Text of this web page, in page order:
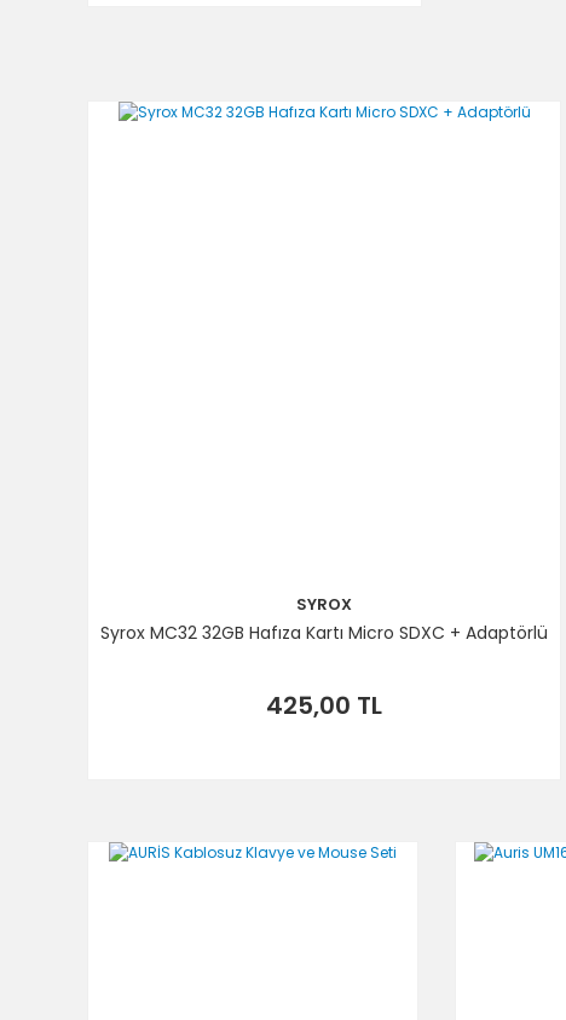
SYROX
Syrox MC32 32GB Hafıza Kartı Micro SDXC + Adaptörlü
425,00 TL